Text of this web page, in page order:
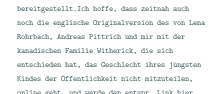
bereitgestellt.Ich hoffe, dass zeitnah auch
noch die englische Originalversion des von Lena
Rohrbach, Andreas Pittrich und mir mit der
kanadischen Familie Witherick, die sich
entschieden hat, das Geschlecht ihres jüngsten
Kindes der Öffentlichkeit nicht mitzuteilen,